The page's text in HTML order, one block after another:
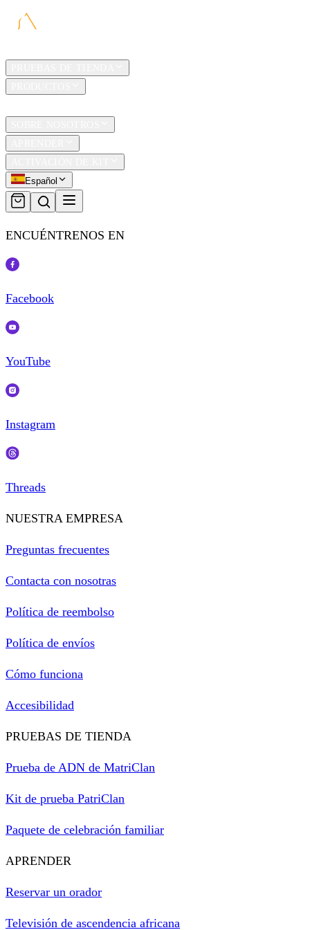
Español
ENCUÉNTRENOS EN
Facebook
YouTube
Instagram
Threads
NUESTRA EMPRESA
Preguntas frecuentes
Contacta con nosotras
Política de reembolso
Política de envíos
Cómo funciona
Accesibilidad
PRUEBAS DE TIENDA
Prueba de ADN de MatriClan
Kit de prueba PatriClan
Paquete de celebración familiar
APRENDER
Reservar un orador
Televisión de ascendencia africana